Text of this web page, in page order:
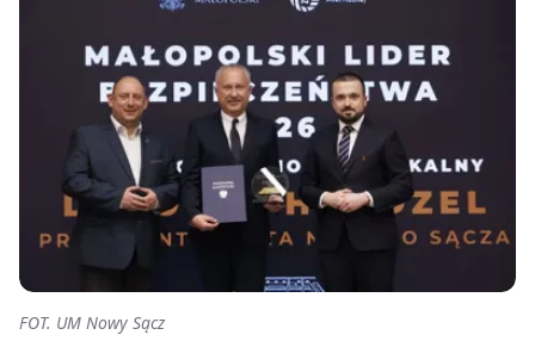
FOT. UM Nowy Sącz